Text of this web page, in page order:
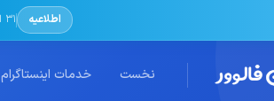
اطلاعیه 31 اردیبهشت 1405
نخست خدمات اینستاگرام